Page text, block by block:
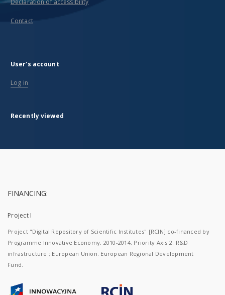
Declaration of accessibility
Contact
User's account
Log in
Recently viewed
FINANCING:
Project I
Project "Digital Repository of Scientific Institutes" [RCIN] co-financed by
Programme Innovative Economy, 2010-2014, Priority Axis 2. R&D
infrastructure ; European Union. European Regional Development
Fund.